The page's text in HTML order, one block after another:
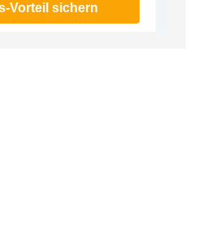
Vorteil sichern